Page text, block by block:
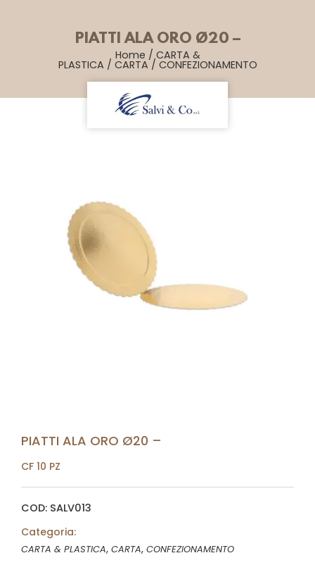
PIATTI ALA ORO Ø20 –
Home /CARTA &
PLASTICA / CARTA / CONFEZIONAMENTO
PIATTI ALA ORO Ø20 –
CF 10 PZ
COD: SALV013
Categoria:
CARTA & PLASTICA, CARTA, CONFEZIONAMENTO